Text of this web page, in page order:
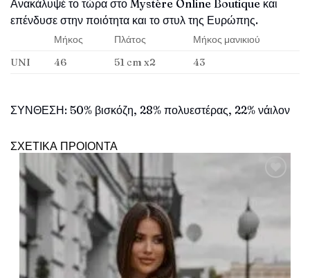
Ανακάλυψέ το τώρα στο Mystère Online Boutique και
επένδυσε στην ποιότητα και το στυλ της Ευρώπης.
Μήκος Πλάτος
Μήκος μανικιού
UNI
46 51 cm x2 43
ΣΥΝΘΕΣΗ: 50% βισκόζη, 28% πολυεστέρας, 22% νάιλον
ΣΧΕΤΙΚΑ ΠΡΟΙΟΝΤΑ
επιθυμιών